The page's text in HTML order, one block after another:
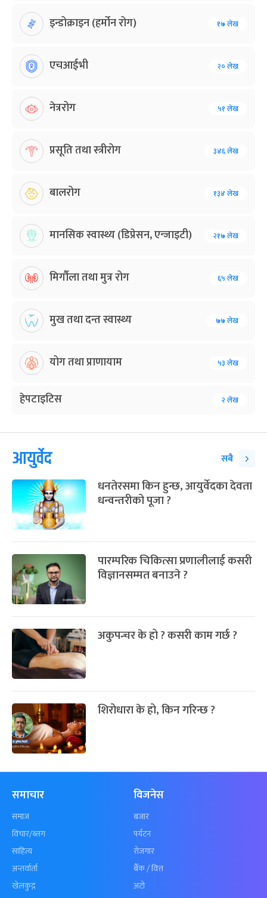
इन्डोक्राइन (हर्मोन रोग) १७ लेख
एचआईभी २० लेख
नेत्ररोग ५१ लेख
प्रसूति तथा स्त्रीरोग ३४६ लेख
बालरोग १३४ लेख
मानसिक स्वास्थ्य (डिप्रेसन, एन्जाइटी) २१७ लेख
मिर्गौला तथा मुत्र रोग ६५ लेख
मुख तथा दन्त स्वास्थ्य ७७ लेख
योग तथा प्राणायाम ५३ लेख
हेपटाइटिस २ लेख
आयुर्वेद सबै
धनतेरसमा किन हुन्छ, आयुर्वेदका देवता
धन्वन्तरीको पूजा ?
पारम्परिक चिकित्सा प्रणालीलाई कसरी
विज्ञानसम्मत बनाउने ?
अकुपन्चर के हो ? कसरी काम गर्छ ?
शिरोधारा के हो, किन गरिन्छ ?
समाचार
समाज
विचार/ब्लग
साहित्य
अन्तर्वार्ता
खेलकुद़़
विजनेस
बजार
पर्यटन
रोजगार
बैँक / वित्त
अटो